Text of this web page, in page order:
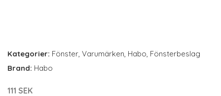
Kategorier: Fönster, Varumärken, Habo, Fönsterbeslag
Brand: Habo
111 SEK